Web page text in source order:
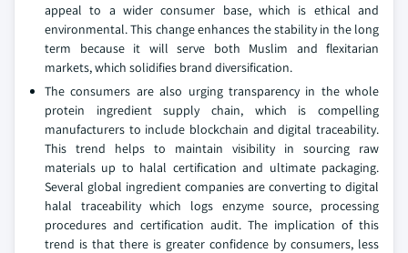
appeal to a wider consumer base, which is ethical and
environmental. This change enhances the stability in the long
term because it will serve both Muslim and flexitarian
markets, which solidifies brand diversification.
The consumers are also urging transparency in the whole
protein ingredient supply chain, which is compelling
manufacturers to include blockchain and digital traceability.
This trend helps to maintain visibility in sourcing raw
materials up to halal certification and ultimate packaging.
Several global ingredient companies are converting to digital
halal traceability which logs enzyme source, processing
procedures and certification audit. The implication of this
trend is that there is greater confidence by consumers, less